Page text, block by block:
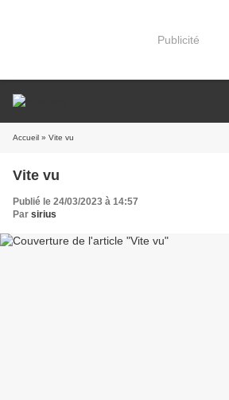
Publicité
Accueil » Vite vu
Vite vu
Publié le 24/03/2023 à 14:57
Par sirius